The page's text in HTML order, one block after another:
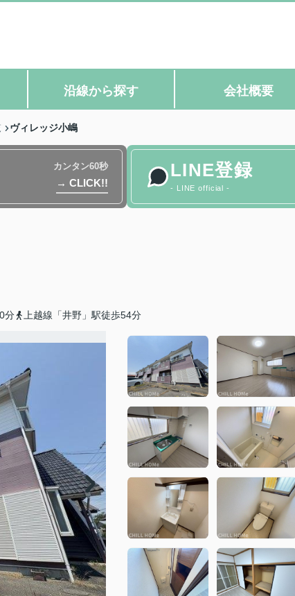
沿線から探す 会社概要
ヴィレッジ小嶋
カンタン60秒
→ CLICK!!
LINE登録
- LINE official -
分 上越線「井野」駅徒歩54分